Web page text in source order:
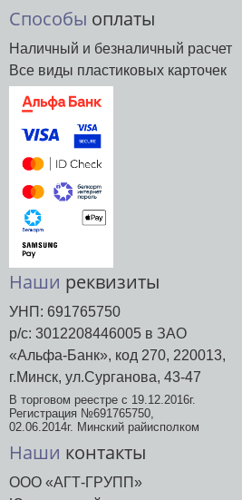
Способы оплаты
Наличный и безналичный расчет
Все виды пластиковых карточек
Наши реквизиты
УНП: 691765750
р/с: 3012208446005 в ЗАО
«Альфа-Банк», код 270, 220013,
г.Минск, ул.Сурганова, 43-47
В торговом реестре с 19.12.2016г.
Регистрация №691765750,
02.06.2014г. Минский райисполком
Наши контакты
ООО «АГТ-ГРУПП»